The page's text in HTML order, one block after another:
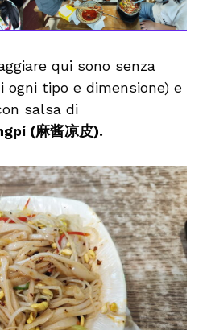
qui sono senza
ogni tipo e dimensione) e
salsa di
(麻酱凉皮).